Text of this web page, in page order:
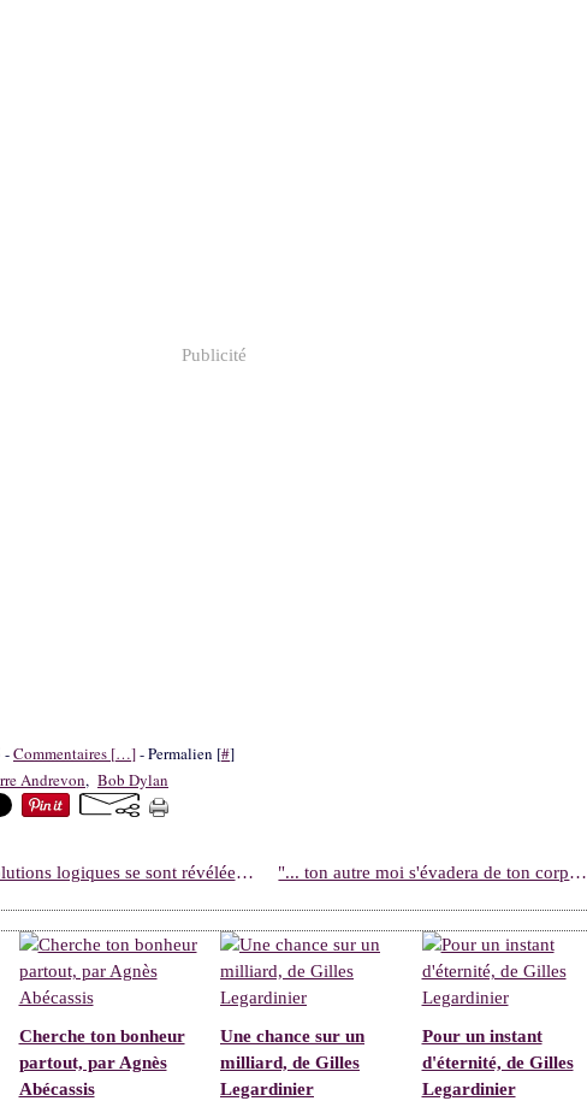
Publicité
-Commentaires […]- Permalien [#]
Andrevon, Bob Dylan
"Lorsque toutes les solutions logiques se sont révélées fausses, il faut chercher dans l'illogique." "... ton autre moi s'évadera de ton corps pour se réfugier on ne sait où."
Cherche ton bonheur
partout, par Agnès
Abécassis
Une chance sur un
milliard, de Gilles
Legardinier
Pour un instant
d'éternité, de Gilles
Legardinier